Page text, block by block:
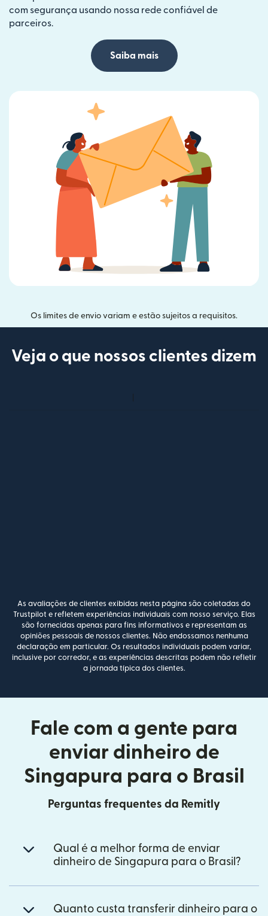
com segurança usando nossa rede confiável de
parceiros.
Saiba mais
Os limites de envio variam e estão sujeitos a requisitos.
Veja o que nossos clientes dizem
As avaliações de clientes exibidas nesta página são coletadas do
Trustpilot e refletem experiências individuais com nosso serviço. Elas
são fornecidas apenas para fins informativos e representam as
opiniões pessoais de nossos clientes. Não endossamos nenhuma
declaração em particular. Os resultados individuais podem variar,
inclusive por corredor, e as experiências descritas podem não refletir
a jornada típica dos clientes.
Fale com a gente para
enviar dinheiro de
Singapura para o Brasil
Perguntas frequentes da Remitly
Qual é a melhor forma de enviar
dinheiro de Singapura para o Brasil?
Quanto custa transferir dinheiro para o